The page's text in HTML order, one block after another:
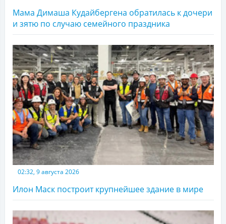
Мама Димаша Кудайбергена обратилась к дочери
и зятю по случаю семейного праздника
02:32, 9 августа 2026
Илон Маск построит крупнейшее здание в мире